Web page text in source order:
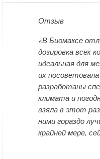
Отзыв
«В Биомаксе
дозировка всех
идеальная для
их
разработаны
климата и
взяла в этот
ними гораздо
крайней мере,